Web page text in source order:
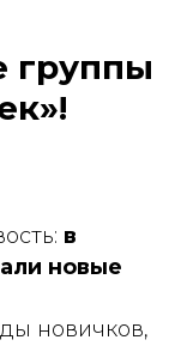
группы
в
новые
новичков,